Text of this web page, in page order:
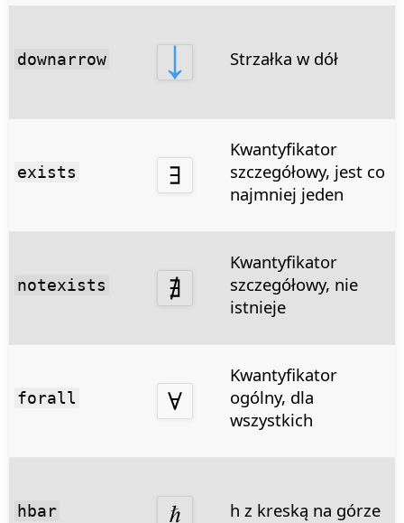
downarrow Strzałka w dół
exists
Kwantyfikator
szczegółowy, jest co
najmniej jeden
notexists
Kwantyfikator
szczegółowy, nie
istnieje
forall
Kwantyfikator
ogólny, dla
wszystkich
hbar h z kreską na górze